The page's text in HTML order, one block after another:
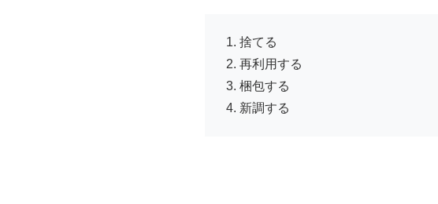
捨てる
再利用する
梱包する
新調する